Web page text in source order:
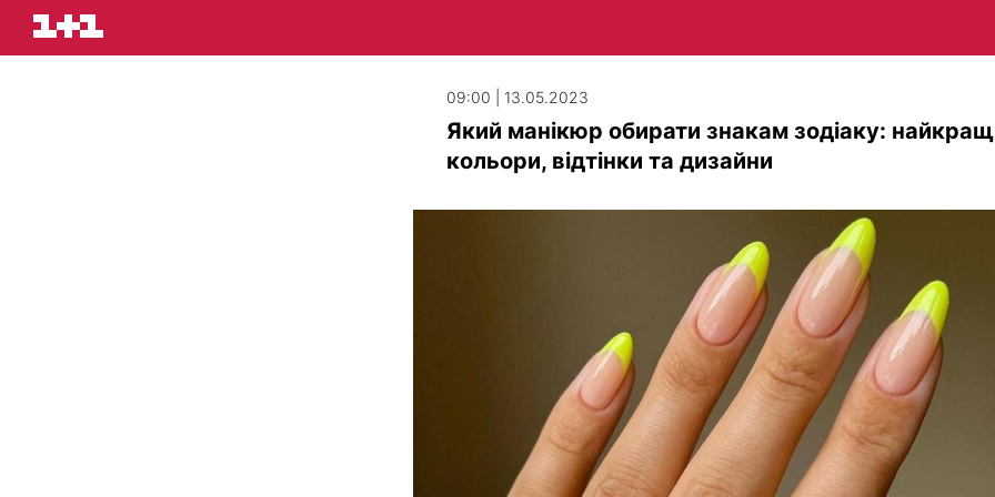
09:00 | 13.05.2023
Який манікюр обирати знакам зодіаку:
кольори, відтінки та дизайни